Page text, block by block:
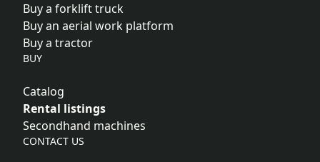
Buy a forklift truck
Buy an aerial work platform
Buy a tractor
BUY
Catalog
Rental listings
Secondhand machines
CONTACT US